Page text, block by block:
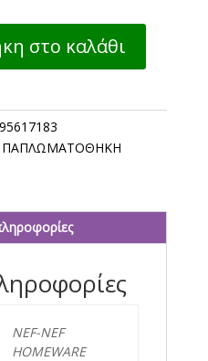
στο καλάθι
ΠΑΠΛΩΜΑΤΟΘΗΚΗ
NEF-NEF
HOMEWARE